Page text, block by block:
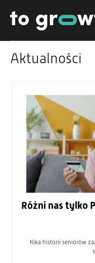
Aktualności
Różni nas tylko
Kika historii seniorów